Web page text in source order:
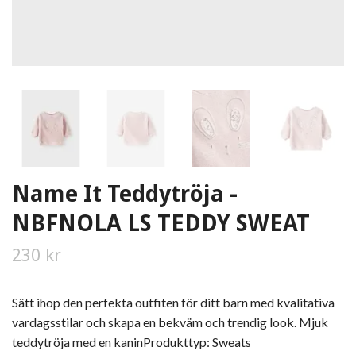
Name It Teddytröja -
NBFNOLA LS TEDDY SWEAT
230 kr
Sätt ihop den perfekta outfiten för ditt barn med kvalitativa
vardagsstilar och skapa en bekväm och trendig look. Mjuk
teddytröja med en kaninProdukttyp: Sweats